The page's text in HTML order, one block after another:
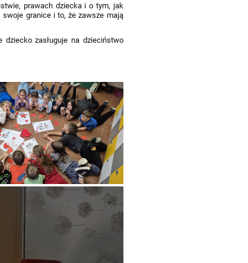
prawach dziecka i o tym, jak
granice i to, że zawsze mają
dziecko zasługuje na dzieciństwo